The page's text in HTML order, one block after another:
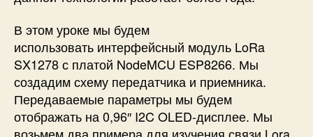
6
В этом уроке мы будем
использовать интерфейсный модуль LoRa
SX1278 с платой NodeMCU ESP8266. Мы
создадим схему передатчика и приемника.
Передаваемые параметры мы будем
отображать на 0,96″ I2C OLED-дисплее. Мы